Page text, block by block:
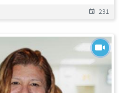
231